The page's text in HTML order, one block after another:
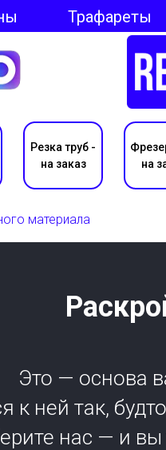
Трафареты
на
Резка труб -
на заказ
материала
Это — основа
к ней так,
нас — и